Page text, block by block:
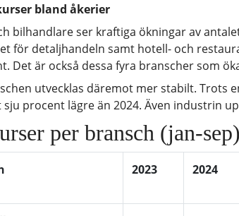
bland åkerier
bilhandlare ser kraftiga ökningar av
för detaljhandeln samt hotell- och
Det är också dessa fyra branscher som
utvecklas däremot mer stabilt. Trots
procent lägre än 2024. Även industrin
per bransch (jan-sep)
2023 2024